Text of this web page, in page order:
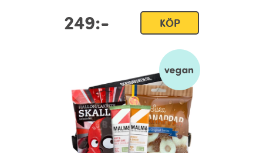
249:- KÖP